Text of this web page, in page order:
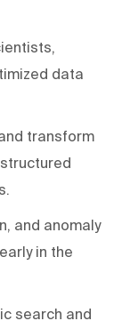
data
transform
and anomaly
in the
search and